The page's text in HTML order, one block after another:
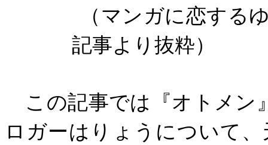
（マンガに恋す
記事より抜粋）
この記事では『オトメン
ロガーはりょうについて